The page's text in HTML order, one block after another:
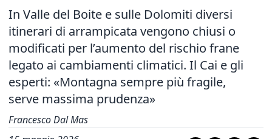
In Valle del Boite e sulle Dolomiti diversi
itinerari di arrampicata vengono chiusi o
modificati per l’aumento del rischio frane
legato ai cambiamenti climatici. Il Cai e gli
esperti: «Montagna sempre più fragile,
serve massima prudenza»
Francesco Dal Mas